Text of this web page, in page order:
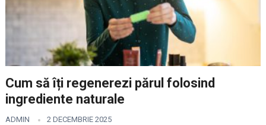
Cum să îți regenerezi părul folosind
ingrediente naturale
ADMIN 2 DECEMBRIE 2025